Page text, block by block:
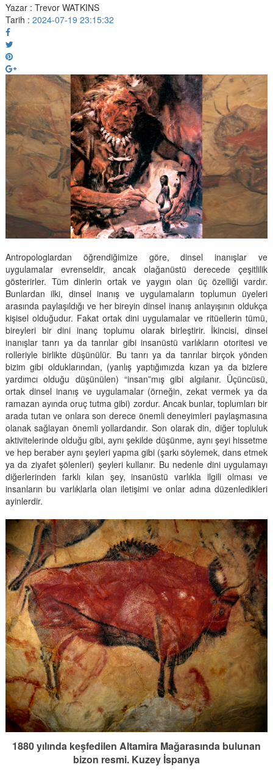
Yazar : Trevor WATKINS
Tarih : 2024-07-19 23:15:32
Antropologlardan öğrendiğimize göre, dinsel inanışlar ve
uygulamalar evrenseldir, ancak olağanüstü derecede çeşitlilik
gösterirler. Tüm dinlerin ortak ve yaygın olan üç özelliği vardır.
Bunlardan ilki, dinsel inanış ve uygulamaların toplumun üyeleri
arasında paylaşıldığı ve her bireyin dinsel inanış anlayışının oldukça
kişisel olduğudur. Fakat ortak dini uygulamalar ve ritüellerin tümü,
bireyleri bir dini inanç toplumu olarak birleştirir. İkincisi, dinsel
inanışlar tanrı ya da tanrılar gibi insanüstü varlıkların otoritesi ve
rolleriyle birlikte düşünülür. Bu tanrı ya da tanrılar birçok yönden
bizim gibi olduklarından, (yanlış yaptığımızda kızan ya da bizlere
yardımcı olduğu düşünülen) “insan”mış gibi algılanır. Üçüncüsü,
ortak dinsel inanış ve uygulamalar (örneğin, zekat vermek ya da
ramazan ayında oruç tutma gibi) zordur. Ancak bunlar, toplumları bir
arada tutan ve onlara son derece önemli deneyimleri paylaşmasına
olanak sağlayan önemli yollardandır. Son olarak din, diğer topluluk
aktivitelerinde olduğu gibi, aynı şekilde düşünme, aynı şeyi hissetme
ve hep beraber aynı şeyleri yapma gibi (şarkı söylemek, dans etmek
ya da ziyafet şölenleri) şeyleri kullanır. Bu nedenle dini uygulamayı
diğerlerinden farklı kılan şey, insanüstü varlıkla ilgili olması ve
insanların bu varlıklarla olan iletişimi ve onlar adına düzenledikleri
ayinlerdir.
1880 yılında keşfedilen Altamira Mağarasında bulunan
bizon resmi. Kuzey İspanya